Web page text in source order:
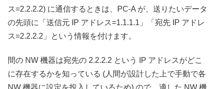
ス=2.2.2.2) に通信するときは、PC-A が、送りたいデータ
の先頭に「送信元 IP アドレス=1.1.1.1」「宛先 IP アドレ
ス=2.2.2.2」という情報を付けます。
間の NW 機器は宛先の 2.2.2.2 という IP アドレスがどこ
に存在するかを知っている (人間が設計した上で手動で各